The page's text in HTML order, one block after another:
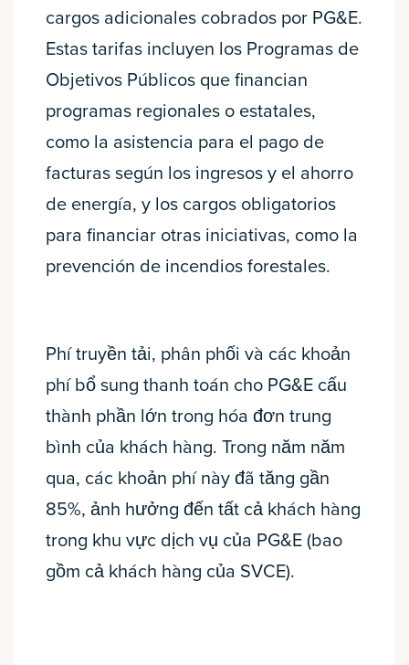
cargos adicionales cobrados por PG&E.
Estas tarifas incluyen los Programas de
Objetivos Públicos que financian
programas regionales o estatales,
como la asistencia para el pago de
facturas según los ingresos y el ahorro
de energía, y los cargos obligatorios
para financiar otras iniciativas, como la
prevención de incendios forestales.
Phí truyền tải, phân phối và các khoản
phí bổ sung thanh toán cho PG&E cấu
thành phần lớn trong hóa đơn trung
bình của khách hàng. Trong năm năm
qua, các khoản phí này đã tăng gần
85%, ảnh hưởng đến tất cả khách hàng
trong khu vực dịch vụ của PG&E (bao
gồm cả khách hàng của SVCE).